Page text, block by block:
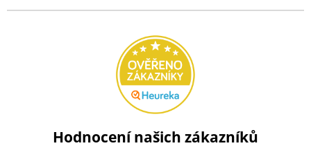
Hodnocení našich zákazníků